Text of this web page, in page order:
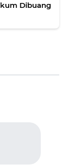
Dibuang